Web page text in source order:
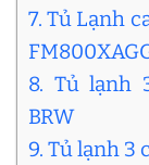
7. Tủ Lạnh
8. Tủ lạnh
BRW
9. Tủ lạnh 3